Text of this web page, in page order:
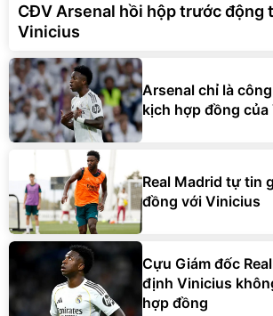
CĐV Arsenal hồi hộp trước động
Vinicius
Arsenal chỉ là
kịch hợp đồng của
Real Madrid tự tin
đồng với Vinicius
Cựu Giám đốc
định Vinicius
hợp đồng